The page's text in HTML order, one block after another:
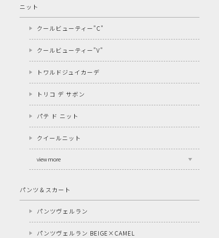
ニット
クールビューティー"C"
クールビューティー"V"
トワルドジュイカーデ
トリコ デ サボン
パテ ド ニット
クイールニット
view more
パンツ＆スカート
パンツヴェルラン
パンツヴェルラン BEIGE×CAMEL